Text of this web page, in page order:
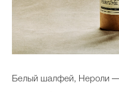
Белый шалфей, Нероли —